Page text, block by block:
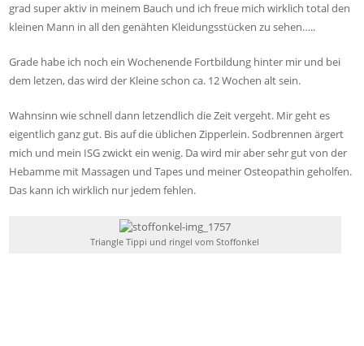
grad super aktiv in meinem Bauch und ich freue mich wirklich total den
kleinen Mann in all den genähten Kleidungsstücken zu sehen…..
Grade habe ich noch ein Wochenende Fortbildung hinter mir und bei
dem letzen, das wird der Kleine schon ca. 12 Wochen alt sein.
Wahnsinn wie schnell dann letzendlich die Zeit vergeht. Mir geht es
eigentlich ganz gut. Bis auf die üblichen Zipperlein. Sodbrennen ärgert
mich und mein ISG zwickt ein wenig. Da wird mir aber sehr gut von der
Hebamme mit Massagen und Tapes und meiner Osteopathin geholfen.
Das kann ich wirklich nur jedem fehlen.
Triangle Tippi und ringel vom Stoffonkel